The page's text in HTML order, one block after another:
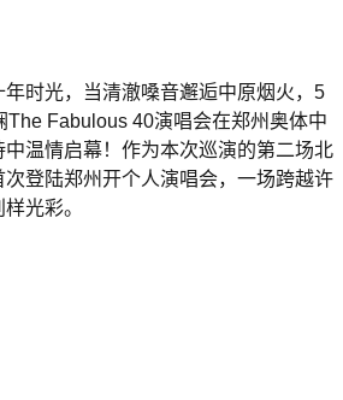
时光，当清澈嗓音邂逅中原烟火，5
The Fabulous 40演唱会在郑州奥体中
温情启幕！作为本次巡演的第二场北
登陆郑州开个人演唱会，一场跨越许
光彩。